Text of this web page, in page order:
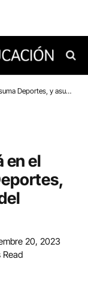
la Portavocía del Gobierno
en el
20, 2023